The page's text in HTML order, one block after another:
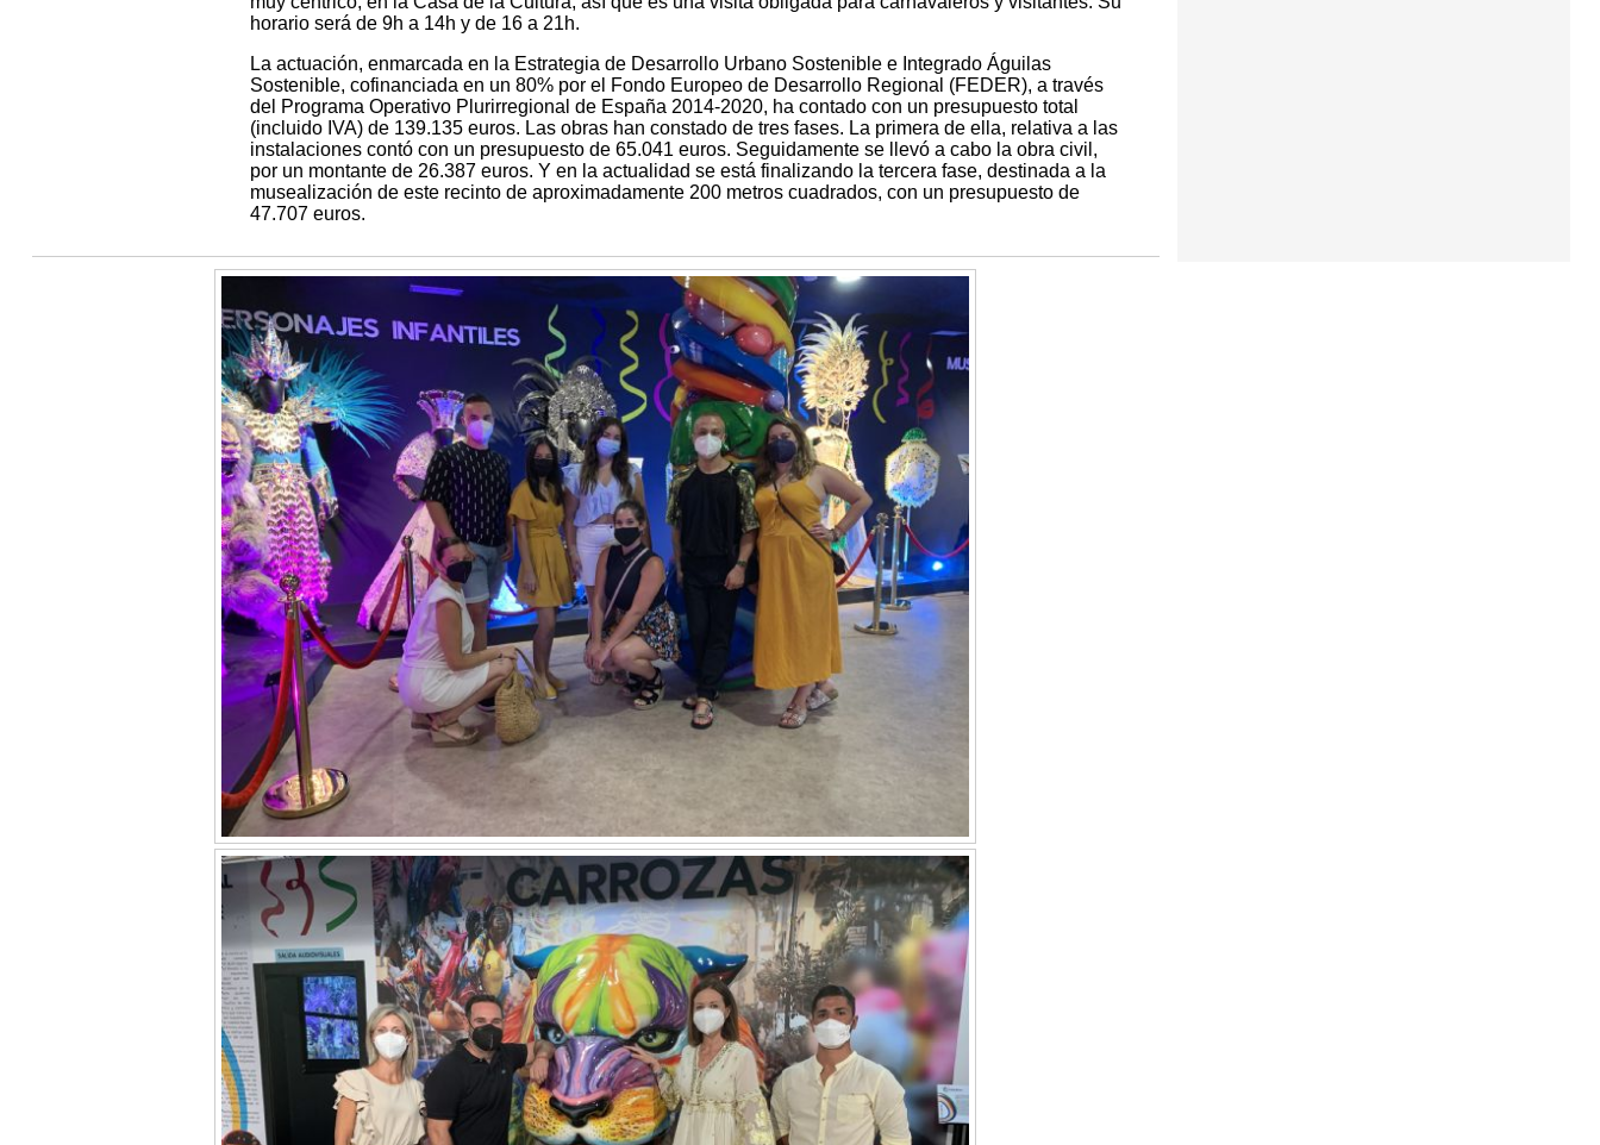
horario será de 9h a 14h y de 16 a 21h.
La actuación, enmarcada en la Estrategia de Desarrollo Urbano Sostenible e Integrado Águilas
Sostenible, cofinanciada en un 80% por el Fondo Europeo de Desarrollo Regional (FEDER), a través
del Programa Operativo Plurirregional de España 2014-2020, ha contado con un presupuesto total
(incluido IVA) de 139.135 euros. Las obras han constado de tres fases. La primera de ella, relativa a las
instalaciones contó con un presupuesto de 65.041 euros. Seguidamente se llevó a cabo la obra civil,
por un montante de 26.387 euros. Y en la actualidad se está finalizando la tercera fase, destinada a la
musealización de este recinto de aproximadamente 200 metros cuadrados, con un presupuesto de
47.707 euros.